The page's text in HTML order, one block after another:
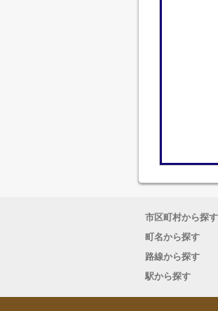
市区町村から探す
町名から探す
路線から探す
駅から探す